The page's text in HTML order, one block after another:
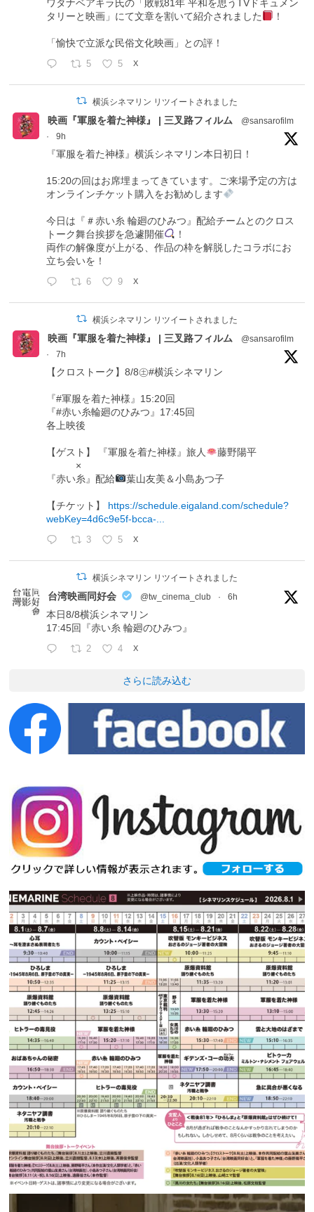
ワタナベアキラ氏の「敗戦81年 平和を思うTVドキュメン
タリーと映画」にて文章を割いて紹介されました
！
「愉快で立派な民俗文化映画」との評！
5 5 X
横浜シネマリン リツイートされました
映画『軍服を着た神様』 | 三叉路フィルム
@sansarofilm
·
9h
『軍服を着た神様』横浜シネマリン本日初日！
15:20の回はお席埋まってきています。ご来場予定の方は
オンラインチケット購入をお勧めします
今日は『＃赤い糸 輪廻のひみつ』配給チームとのクロス
トーク舞台挨拶を急遽開催
！
両作の解像度が上がる、作品の枠を解脱したコラボにお
立ち会いを！
6 9 X
横浜シネマリン リツイートされました
映画『軍服を着た神様』 | 三叉路フィルム
@sansarofilm
·
7h
【クロストーク】8/8㊏#横浜シネマリン
『#軍服を着た神様』15:20回
『#赤い糸輪廻のひみつ』17:45回
各上映後
【ゲスト】 『軍服を着た神様』旅人
藤野陽平
×
『赤い糸』配給
葉山友美＆小島あつ子
【チケット】 https://schedule.eigaland.com/schedule?
webKey=4d6c9e5f-bcca-...
3 5 X
横浜シネマリン リツイートされました
台湾映画同好会 @tw_cinema_club · 6h
本日8/8横浜シネマリン
17:45回『赤い糸 輪廻のひみつ』
2 4 X
さらに読み込む